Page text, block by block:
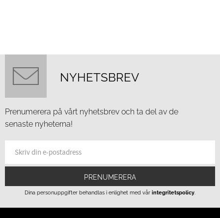
NYHETSBREV
Prenumerera på vårt nyhetsbrev och ta del av de
senaste nyheterna!
PRENUMERERA
Dina personuppgifter behandlas i enlighet med vår integritetspolicy